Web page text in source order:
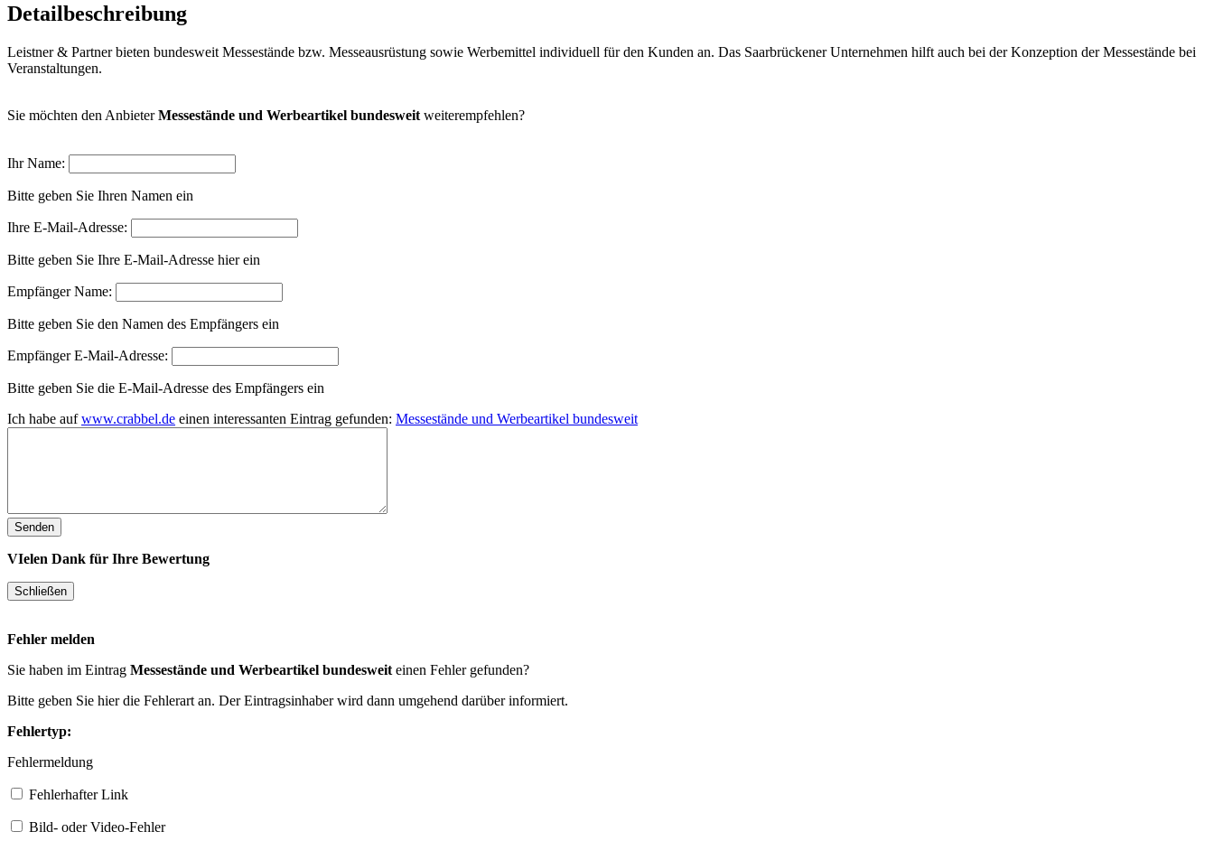
Detailbeschreibung
Leistner & Partner bieten bundesweit Messestände bzw. Messeausrüstung sowie Werbemittel individuell für den Kunden an. Das Saarbrückener Unternehmen hilft auch bei der Konzeption der Messestände bei
Veranstaltungen.
Sie möchten den AnbieterMessestände und Werbeartikel bundesweit weiterempfehlen?
Ihr Name:
Bitte geben Sie Ihren Namen ein
Ihre E-Mail-Adresse:
Bitte geben Sie Ihre E-Mail-Adresse hier ein
Empfänger Name:
Bitte geben Sie den Namen des Empfängers ein
Empfänger E-Mail-Adresse:
Bitte geben Sie die E-Mail-Adresse des Empfängers ein
Ich habe aufwww.crabbel.de einen interessanten Eintrag gefunden: Messestände und Werbeartikel bundesweit
VIelen Dank für Ihre Bewertung
Fehler melden
Sie haben im Eintrag Messestände und Werbeartikel bundesweit einen Fehler gefunden?
Bitte geben Sie hier die Fehlerart an. Der Eintragsinhaber wird dann umgehend darüber informiert.
Fehlertyp:
Fehlermeldung
Fehlerhafter Link
Bild- oder Video-Fehler